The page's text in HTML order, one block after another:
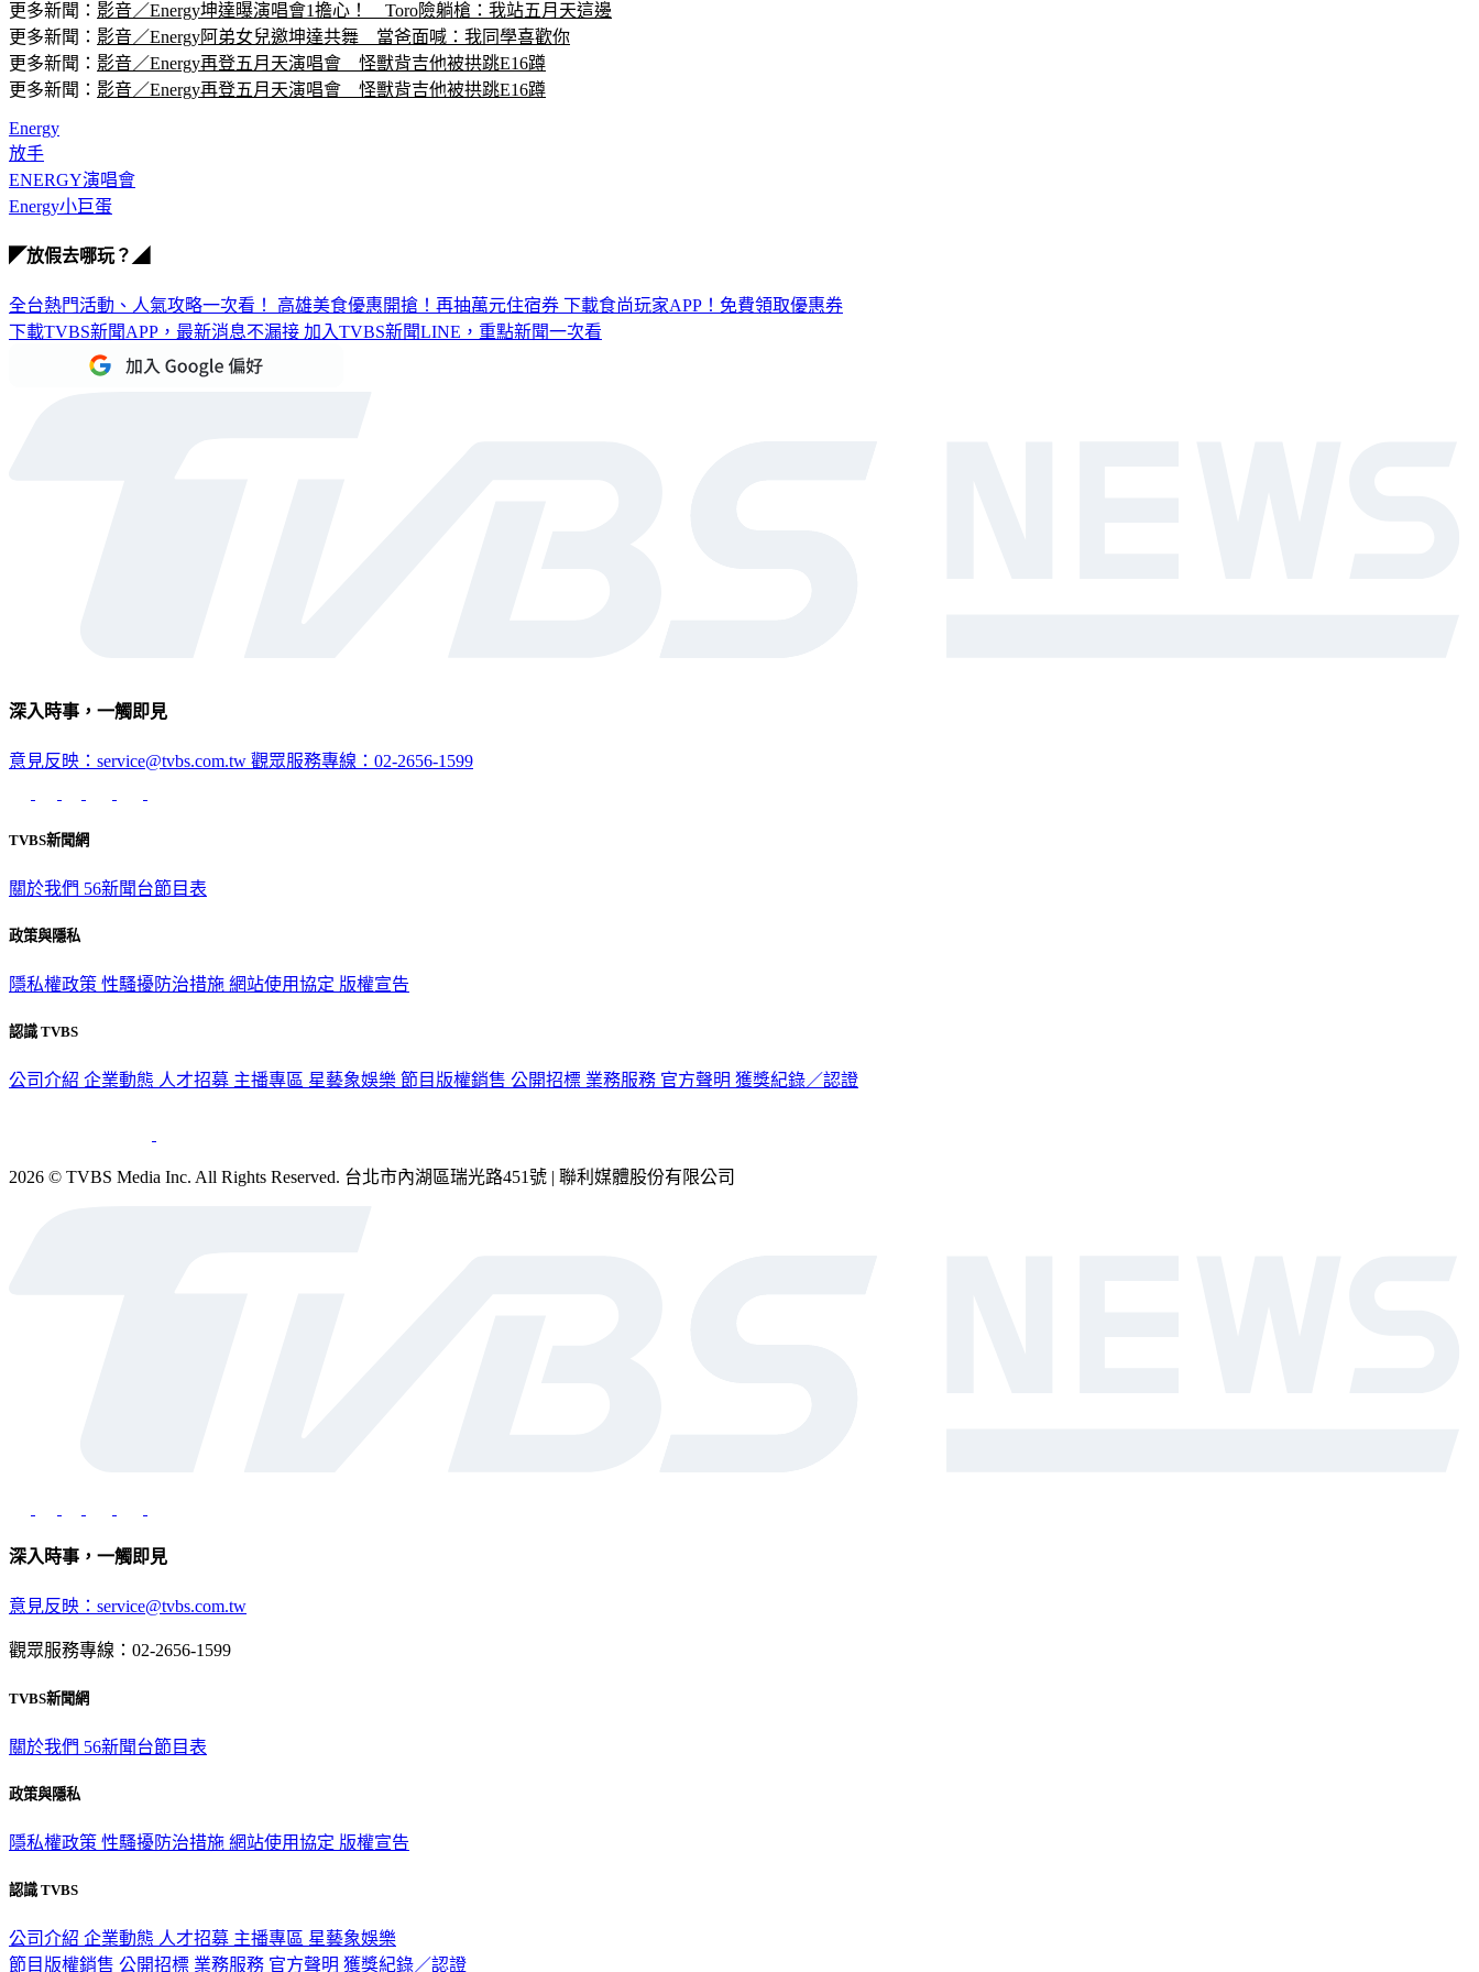
更多新聞： 影音／Energy坤達曝演唱會1擔心！　Toro險躺槍：我站五月天這邊
更多新聞： 影音／Energy阿弟女兒邀坤達共舞　當爸面喊：我同學喜歡你
更多新聞： 影音／Energy再登五月天演唱會　怪獸背吉他被拱跳E16蹲
更多新聞： 影音／Energy再登五月天演唱會　怪獸背吉他被拱跳E16蹲
Energy
放手
ENERGY演唱會
Energy小巨蛋
◤放假去哪玩？◢
全台熱門活動、人氣攻略一次看！ 高雄美食優惠開搶！再抽萬元住宿券 下載食尚玩家APP！免費領取優惠券
下載TVBS新聞APP，最新消息不漏接 加入TVBS新聞LINE，重點新聞一次看
深入時事，一觸即見
意見反映：service@tvbs.com.tw 觀眾服務專線：02-2656-1599
TVBS新聞網
關於我們 56新聞台節目表
政策與隱私
隱私權政策 性騷擾防治措施 網站使用協定 版權宣告
認識 TVBS
公司介紹 企業動態 人才招募 主播專區 星藝象娛樂 節目版權銷售 公開招標 業務服務 官方聲明 獲獎紀錄／認證
2026 © TVBS Media Inc. All Rights Reserved. 台北市內湖區瑞光路451號 | 聯利媒體股份有限公司
深入時事，一觸即見
意見反映：service@tvbs.com.tw
觀眾服務專線：02-2656-1599
TVBS新聞網
關於我們 56新聞台節目表
政策與隱私
隱私權政策 性騷擾防治措施 網站使用協定 版權宣告
認識 TVBS
公司介紹 企業動態 人才招募 主播專區 星藝象娛樂
節目版權銷售 公開招標 業務服務 官方聲明 獲獎紀錄／認證